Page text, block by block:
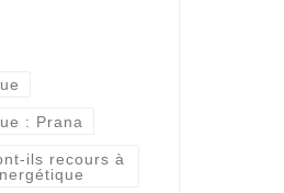
: Prana
ils recours à